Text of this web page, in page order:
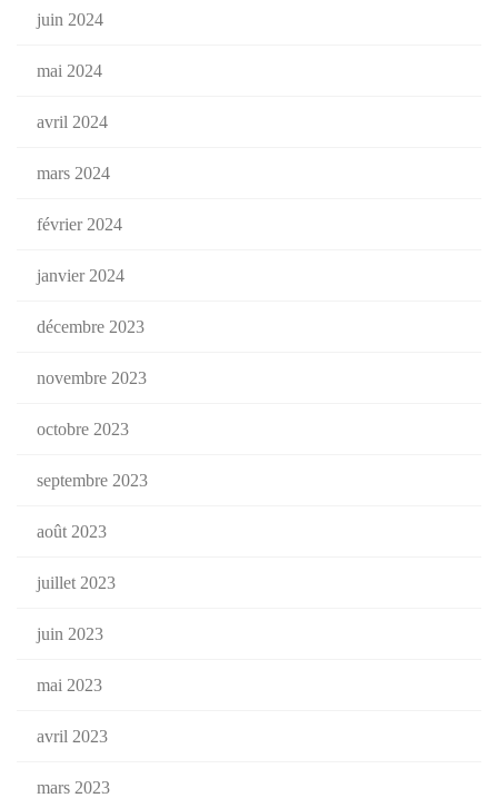
juin 2024
mai 2024
avril 2024
mars 2024
février 2024
janvier 2024
décembre 2023
novembre 2023
octobre 2023
septembre 2023
août 2023
juillet 2023
juin 2023
mai 2023
avril 2023
mars 2023